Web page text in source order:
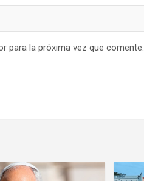
para la próxima vez que comente.